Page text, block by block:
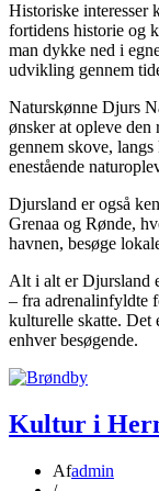
Historiske interesser
fortidens historie og
man dykke ned i
udvikling gennem
Naturskønne Djurs
ønsker at opleve den
gennem skove,
enestående
Djursland er også
Grenaa og Rønde,
havnen, besøge
Alt i alt er Djursland
– fra adrenalinfyldte
kulturelle skatte. Det
enhver besøgende.
Kultur i
Afadmin